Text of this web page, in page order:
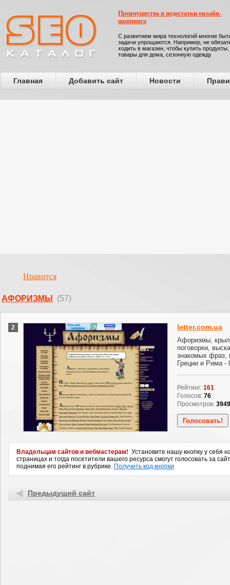
Преимущества и недостатки онлайн-
шоппинга
С развитием мира технологий многие
задачи упрощаются. Например, не
ходить в магазин, чтобы купить продукты,
товары для дома, сезонную одежду
Главная Добавить сайт Новости
Нравится
АФОРИЗМЫ (57)
2 letter.com.ua
Афоризмы,
поговорки,
знакомых
Греции и Рима -
Рейтинг: 161
Голосов: 76
Просмотров:
Владельцам сайтов и вебмастерам! Установите нашу кнопку у себя
страницах и тогда посетители вашего ресурса смогут голосовать за
поднимая его рейтинг в рубрике. Получить код кнопки
Предыдущий сайт